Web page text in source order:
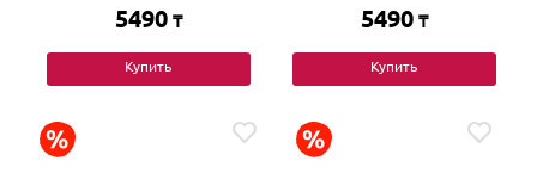
5490 ₸
Купить
5490 ₸
Купить